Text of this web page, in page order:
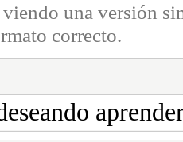
viendo una versión
correcto.